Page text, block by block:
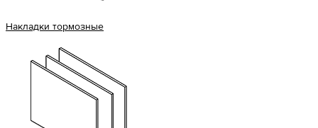
Накладки тормозные